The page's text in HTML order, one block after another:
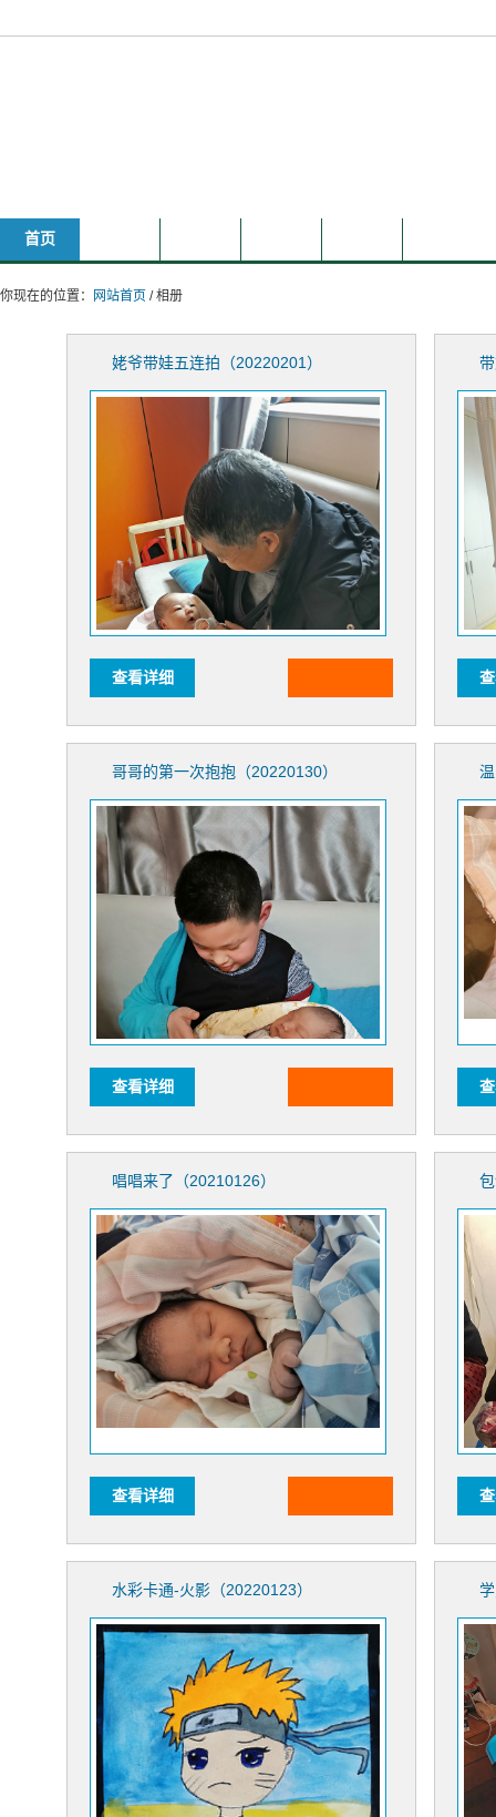
首页
你现在的位置： 网站首页 / 相册
姥爷带娃五连拍（20220201）
查看详细
哥哥的第一次抱抱（20220130）
查看详细
唱唱来了（20210126）
查看详细
水彩卡通-火影（20220123）